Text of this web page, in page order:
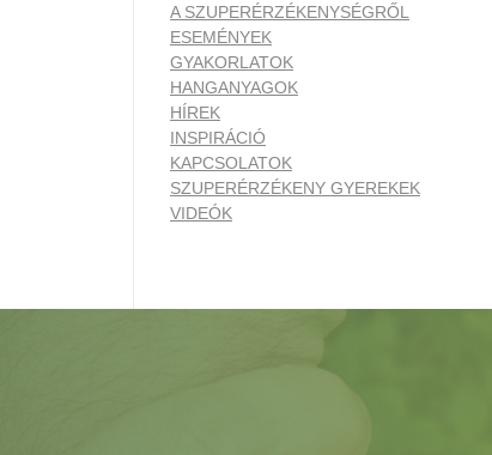
A SZUPERÉRZÉKENYSÉGRŐL
ESEMÉNYEK
GYAKORLATOK
HANGANYAGOK
HÍREK
INSPIRÁCIÓ
KAPCSOLATOK
SZUPERÉRZÉKENY GYEREKEK
VIDEÓK